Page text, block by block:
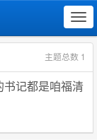
主题总数 1
书记都是咱福清